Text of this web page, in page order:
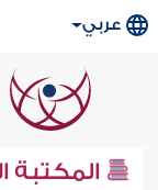
عربي
المكتبة